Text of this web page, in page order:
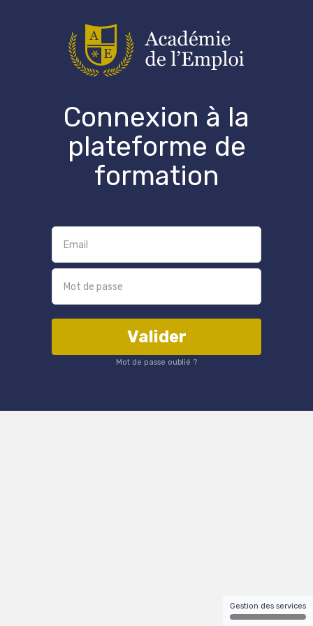
Connexion à la
plateforme de
formation
Valider
Mot de passe oublié ?
Gestion des services